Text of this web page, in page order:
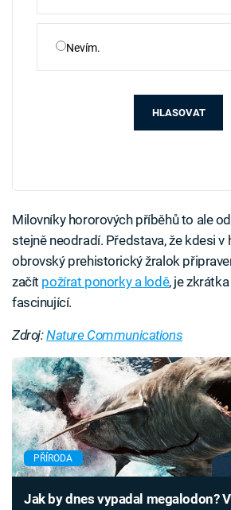
Nevím.
HLASOVAT
Milovníky hororových příběhů to ale
stejně neodradí. Představa, že kdesi v
obrovský prehistorický žralok
začít požírat ponorky a lodě, je
fascinující.
Zdroj:Nature Communications
PŘÍRODA
Jak by dnes vypadal megalodon?